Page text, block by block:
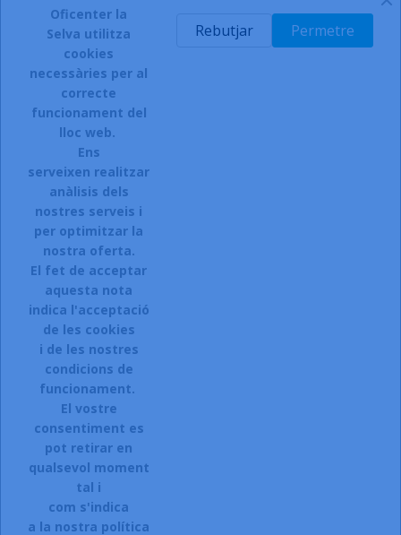
Torna a l'inici
INSCRIURE'S AL BUTLLETÍ
Accepto el termes, condicions de servei i la política de
privacitat d'aquest lloc web.
ARTICLES
LA NOSTRA COMPANYIA
CONTACTEU:
Sol.licitar accés a la web.
Registreu-vos:
Si esteu interessats en donar-vos
d\'alta a la nostra botiga,
Oficenter la
Selva utilitza
cookies
necessàries per al
correcte
funcionament del
lloc web.
Ens
serveixen realitzar
anàlisis dels
nostres serveis i
per optimitzar la
nostra oferta.
El fet de acceptar
aquesta nota
indica l'acceptació
de les cookies
i de les nostres
condicions de
funcionament.
El vostre
consentiment es
pot retirar en
qualsevol moment
tal i
com s'indica
a la nostra política
Permetre
Rebutjar